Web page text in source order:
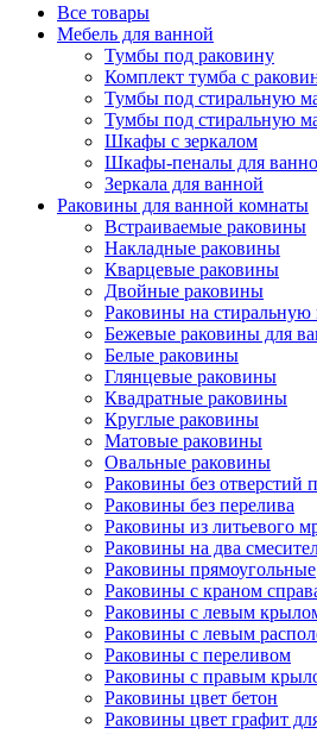
Все товары
Мебель для ванной
Тумбы под раковину
Комплект тумба с
Тумбы под стиральную
Тумбы под стиральную
Шкафы с зеркалом
Шкафы-пеналы для
Зеркала для ванной
Раковины для ванной комнаты
Встраиваемые раковины
Накладные раковины
Кварцевые раковины
Двойные раковины
Раковины на
Бежевые раковины для
Белые раковины
Глянцевые раковины
Квадратные раковины
Круглые раковины
Матовые раковины
Овальные раковины
Раковины без отверстий
Раковины без перелива
Раковины из литьевого
Раковины на два
Раковины прямоугольные
Раковины с краном
Раковины с левым
Раковины с левым
Раковины с переливом
Раковины с правым
Раковины цвет бетон
Раковины цвет графит